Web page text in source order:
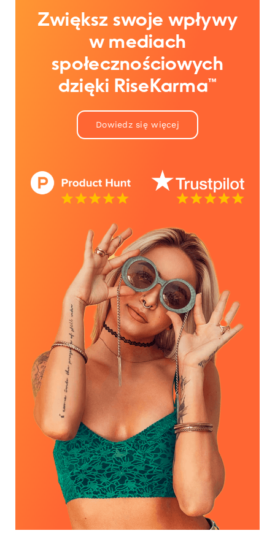
Zwiększ swoje wpływy
w mediach
społecznościowych
dzięki RiseKarma™
Dowiedz się więcej